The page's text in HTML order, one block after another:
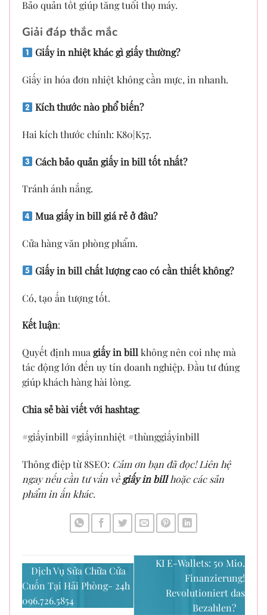
Bảo quản tốt giúp tăng tuổi thọ máy.
Giải đáp thắc mắc
Giấy in nhiệt khác gì giấy thường?
Giấy in hóa đơn nhiệt không cần mực, in nhanh.
Kích thước nào phổ biến?
Hai kích thước chính: K80|K57.
Cách bảo quản giấy in bill tốt nhất?
Tránh ánh nắng.
Mua giấy in bill giá rẻ ở đâu?
Cửa hàng văn phòng phẩm.
Giấy in bill chất lượng cao có cần thiết không?
Có, tạo ấn tượng tốt.
Kết luận:
Quyết định mua giấy in bill không nên coi nhẹ mà
tác động lớn đến uy tín doanh nghiệp. Đầu tư đúng
giúp khách hàng hài lòng.
Chia sẻ bài viết với hashtag:
#giấyinbill #giấyinnhiệt #thùnggiấyinbill
Thông điệp từ 8SEO: Cảm ơn bạn đã đọc! Liên hệ
ngay nếu cần tư vấn vềgiấy in billhoặc các sản
phẩm in ấn khác.
Dịch Vụ Sửa Chữa Cửa
Cuốn Tại Hải Phòng- 24h
096.726.5854
KI E-Wallets: 50 Mio.
Finanzierung!
Revolutioniert das
Bezahlen?